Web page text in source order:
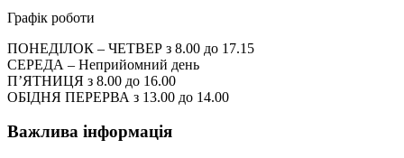
Графік роботи
ПОНЕДІЛОК – ЧЕТВЕР з 8.00 до 17.15
СЕРЕДА – Неприйомний день
П’ЯТНИЦЯ з 8.00 до 16.00
ОБІДНЯ ПЕРЕРВА з 13.00 до 14.00
Важлива інформація